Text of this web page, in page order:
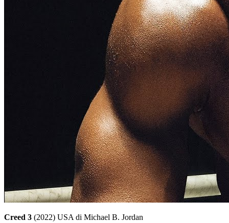
Creed 3 (2022) USA di Michael B. Jordan